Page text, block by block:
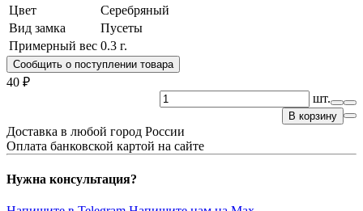
Цвет
Серебряный
Вид замка
Пусеты
Примерный вес 0.3 г.
Сообщить о поступлении товара
40 ₽
шт.
В корзину
Доставка в любой город России
Оплата банковской картой на сайте
Нужна консультация?